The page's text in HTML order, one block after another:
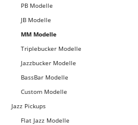
PB Modelle
JB Modelle
MM Modelle
Triplebucker Modelle
Jazzbucker Modelle
BassBar Modelle
Custom Modelle
Jazz Pickups
Flat Jazz Modelle